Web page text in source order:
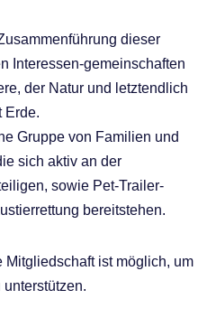
dieser
Interessen-gemeinschaften
der Natur und letztendlich
Erde.
Gruppe von Familien und
sich aktiv an der
sowie Pet-Trailer-
bereitstehen.
Mitgliedschaft ist möglich, um